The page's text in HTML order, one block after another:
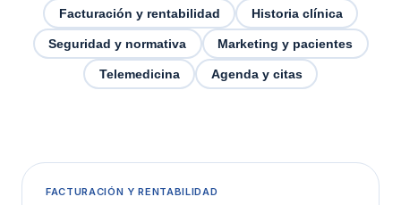
Facturación y rentabilidad Historia clínica
Seguridad y normativa Marketing y pacientes
Telemedicina Agenda y citas
FACTURACIÓN Y RENTABILIDAD